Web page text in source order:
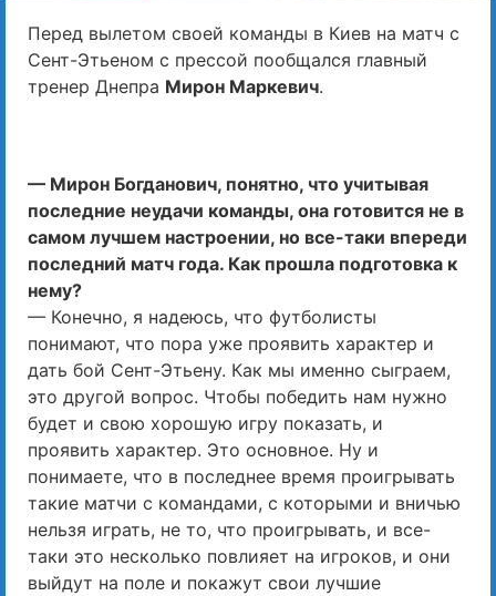
Перед вылетом своей команды в Киев на матч с
Сент-Этьеном с прессой пообщался главный
тренер Днепра Мирон Маркевич.
— Мирон Богданович, понятно, что учитывая
последние неудачи команды, она готовится не в
самом лучшем настроении, но все-таки впереди
последний матч года. Как прошла подготовка к
нему?
— Конечно, я надеюсь, что футболисты
понимают, что пора уже проявить характер и
дать бой Сент-Этьену. Как мы именно сыграем,
это другой вопрос. Чтобы победить нам нужно
будет и свою хорошую игру показать, и
проявить характер. Это основное. Ну и
понимаете, что в последнее время проигрывать
такие матчи с командами, с которыми и вничью
нельзя играть, не то, что проигрывать, и все-
таки это несколько повлияет на игроков, и они
выйдут на поле и покажут свои лучшие